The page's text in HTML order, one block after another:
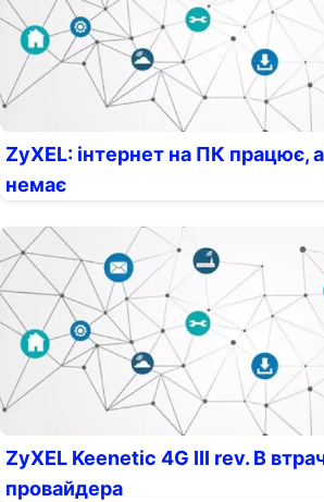
ZyXEL: інтернет на ПК працює,
немає
ZyXEL Keenetic 4G III rev. B
провайдера